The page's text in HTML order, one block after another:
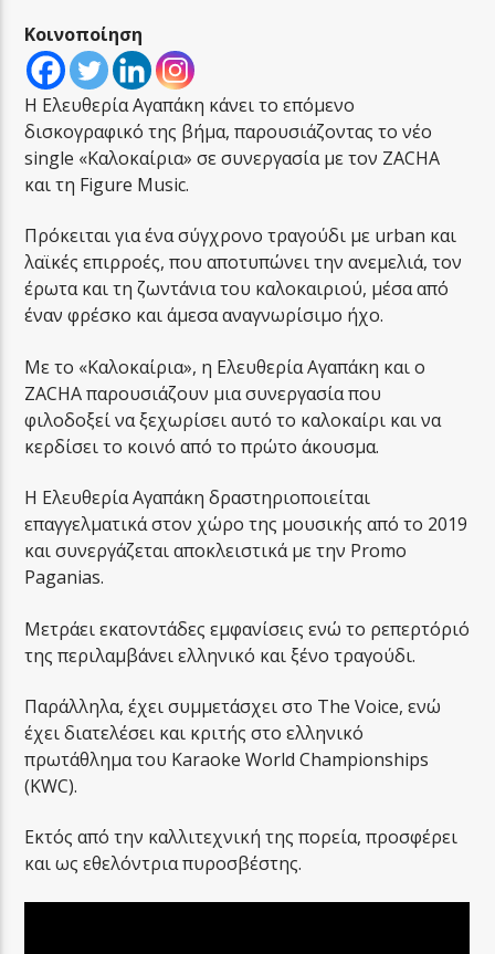
LA FAMIGLIA RADIO
LA FAMIGLIA ΝΗΣΙΩΤΙΚΑ
Κοινοποίηση
Η Ελευθερία Αγαπάκη κάνει το επόμενο
δισκογραφικό της βήμα, παρουσιάζοντας το νέο
single «Καλοκαίρια» σε συνεργασία με τον ZACHA
και τη Figure Music.
Πρόκειται για ένα σύγχρονο τραγούδι με urban και
λαϊκές επιρροές, που αποτυπώνει την ανεμελιά, τον
έρωτα και τη ζωντάνια του καλοκαιριού, μέσα από
έναν φρέσκο και άμεσα αναγνωρίσιμο ήχο.
Με το «Καλοκαίρια», η Ελευθερία Αγαπάκη και ο
ZACHA παρουσιάζουν μια συνεργασία που
φιλοδοξεί να ξεχωρίσει αυτό το καλοκαίρι και να
κερδίσει το κοινό από το πρώτο άκουσμα.
Η Ελευθερία Αγαπάκη δραστηριοποιείται
επαγγελματικά στον χώρο της μουσικής από το 2019
και συνεργάζεται αποκλειστικά με την Promo
Paganias.
Μετράει εκατοντάδες εμφανίσεις ενώ το ρεπερτόριό
της περιλαμβάνει ελληνικό και ξένο τραγούδι.
Παράλληλα, έχει συμμετάσχει στο The Voice, ενώ
έχει διατελέσει και κριτής στο ελληνικό
πρωτάθλημα του Karaoke World Championships
(KWC).
Εκτός από την καλλιτεχνική της πορεία, προσφέρει
και ως εθελόντρια πυροσβέστης.